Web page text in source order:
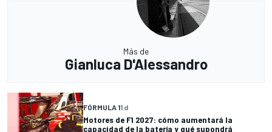
Más de
Gianluca D'Alessandro
FÓRMULA 11 d
Motores de F1 2027: cómo aumentará la
capacidad de la batería y qué supondrá